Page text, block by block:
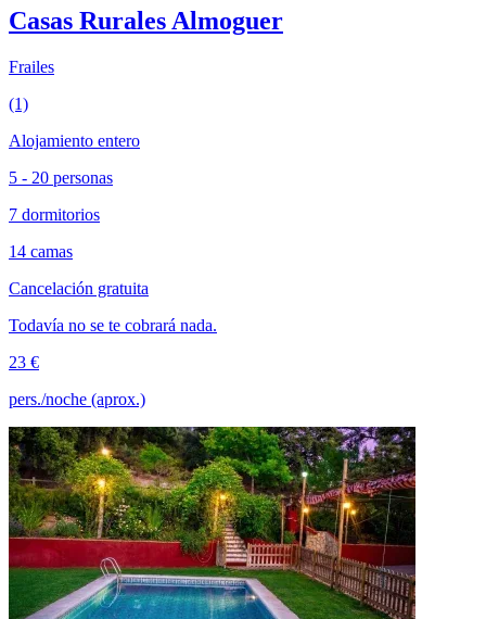
Casas Rurales Almoguer
Frailes
(1)
Alojamiento entero
5 - 20 personas
7 dormitorios
14 camas
Cancelación gratuita
Todavía no se te cobrará nada.
23 €
pers./noche (aprox.)